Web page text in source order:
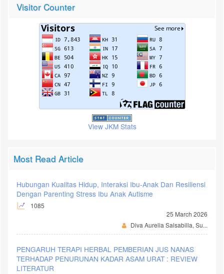
Visitor Counter
View JKM Stats
Most Read Article
Hubungan Kualitas Hidup, Interaksi Ibu-Anak Dan Resiliensi
Dengan Parenting Stress Ibu Anak Autisme
1085
25 March 2026
Diva Aurelia Salsabilla, Su...
PENGARUH TERAPI HERBAL PEMBERIAN JUS NANAS
TERHADAP PENURUNAN KADAR ASAM URAT : REVIEW
LITERATUR